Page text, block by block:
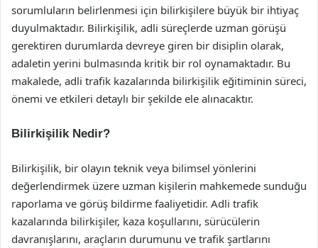
sorumluların belirlenmesi için bilirkişilere büyük bir ihtiyaç
duyulmaktadır. Bilirkişilik, adli süreçlerde uzman görüşü
gerektiren durumlarda devreye giren bir disiplin olarak,
adaletin yerini bulmasında kritik bir rol oynamaktadır. Bu
makalede, adli trafik kazalarında bilirkişilik eğitiminin süreci,
önemi ve etkileri detaylı bir şekilde ele alınacaktır.
Bilirkişilik Nedir?
Bilirkişilik, bir olayın teknik veya bilimsel yönlerini
değerlendirmek üzere uzman kişilerin mahkemede sunduğu
raporlama ve görüş bildirme faaliyetidir. Adli trafik
kazalarında bilirkişiler, kaza koşullarını, sürücülerin
davranışlarını, araçların durumunu ve trafik şartlarını